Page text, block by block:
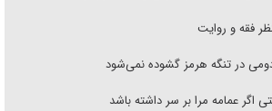
فقه و روایت
در تنگه هرمز گشوده نمی‌شود
عمامه مرا بر سر داشته باشد